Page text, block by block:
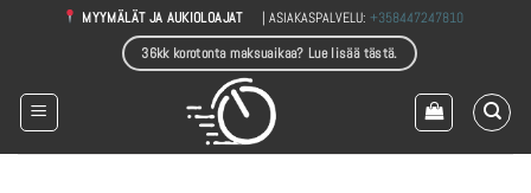
MYYMÄLÄT JA AUKIOLOAJAT | ASIAKASPALVELU:+358447247810
36kk korotonta maksuaikaa? Lue lisää tästä.